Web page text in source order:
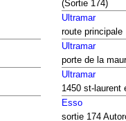
(Sortie 174)
Ultramar
route principale
Ultramar
porte de la
Ultramar
1450 st-laurent
Esso
sortie 174